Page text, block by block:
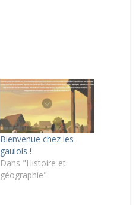
Bienvenue chez les
gaulois !
Dans "Histoire et
géographie"